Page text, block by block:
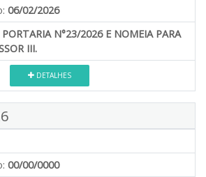
06/02/2026
PORTARIA N°23/2026 E NOMEIA PARA
III.
DETALHES
00/00/0000